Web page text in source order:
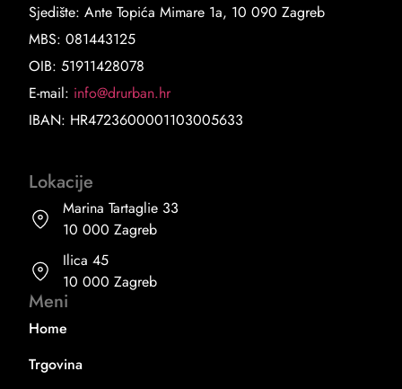
Sjedište: Ante Topića Mimare 1a, 10 090 Zagreb
MBS: 081443125
OIB: 51911428078
E-mail: info@drurban.hr
IBAN: HR4723600001103005633
Lokacije
Marina Tartaglie 33
10 000 Zagreb
Ilica 45
10 000 Zagreb
Meni
Home
Trgovina